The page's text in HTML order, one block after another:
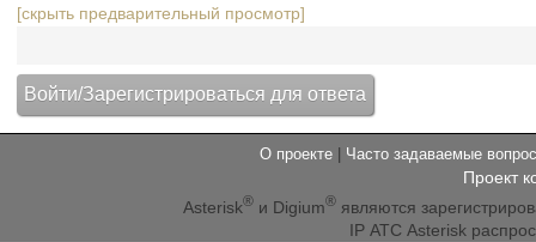
[скрыть предварительный просмотр]
О проекте Часто задаваемые
Проект
Asterisk® и Digium® являются
IP АТС Asterisk